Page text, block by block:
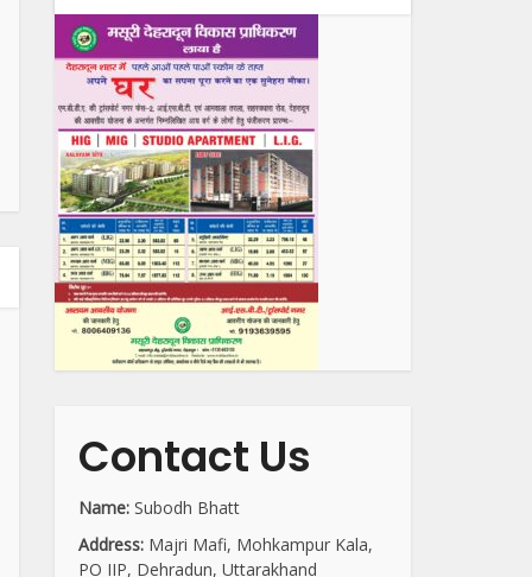
Contact Us
Name: Subodh Bhatt
Address: Majri Mafi, Mohkampur Kala,
PO IIP, Dehradun, Uttarakhand